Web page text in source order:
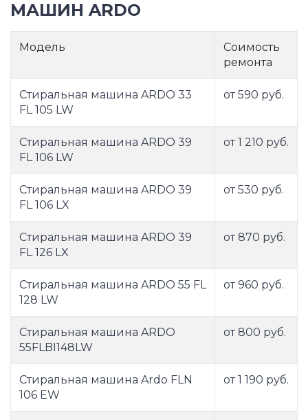
МАШИН ARDO
Модель
Соимость
ремонта
Стиральная машина ARDO 33
FL 105 LW
от 590 руб.
Стиральная машина ARDO 39
FL 106 LW
от 1 210 руб.
Стиральная машина ARDO 39
FL 106 LX
от 530 руб.
Стиральная машина ARDO 39
FL 126 LX
от 870 руб.
Стиральная машина ARDO 55 FL
128 LW
от 960 руб.
Стиральная машина ARDO
55FLBI148LW
от 800 руб.
Стиральная машина Ardo FLN
106 EW
от 1 190 руб.